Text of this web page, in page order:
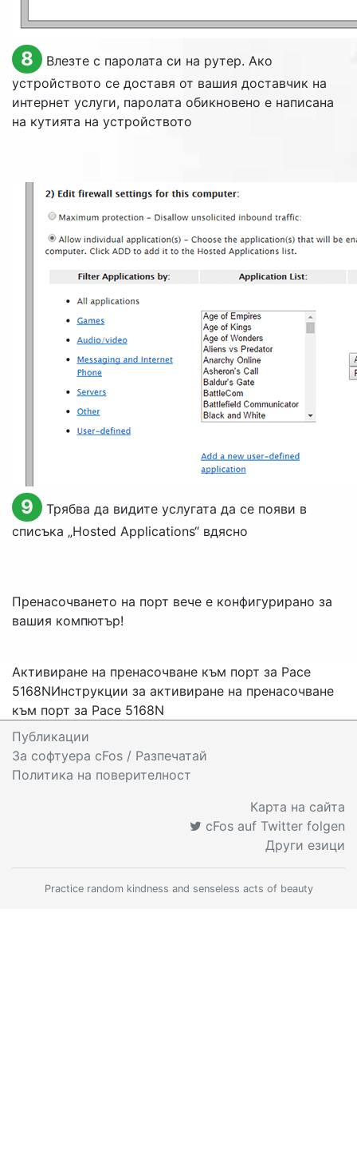
8
Влезте с паролата си на рутер. Ако
устройството се доставя от вашия доставчик на
интернет услуги, паролата обикновено е написана
на кутията на устройството
9
Трябва да видите услугата да се появи в
списъка „Hosted Applications“ вдясно
Пренасочването на порт вече е конфигурирано за
вашия компютър!
Активиране на пренасочване към порт за Pace
5168NИнструкции за активиране на пренасочване
към порт за Pace 5168N
Публикации
За софтуера cFos / Разпечатай
Политика на поверителност
Карта на сайта
cFos auf Twitter folgen
Други езици
Practice random kindness and senseless acts of beauty